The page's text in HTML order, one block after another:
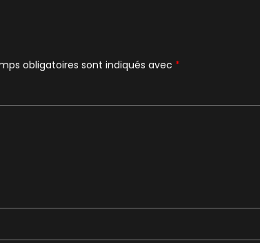
obligatoires sont indiqués avec *